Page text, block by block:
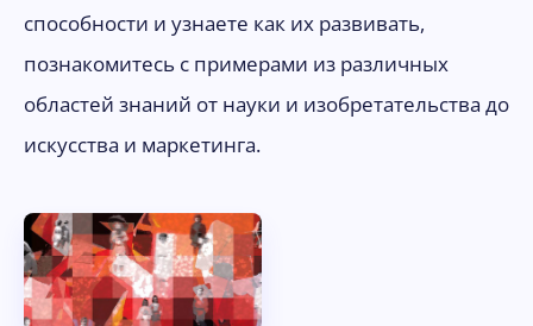
способности и узнаете как их развивать,
познакомитесь с примерами из различных
областей знаний от науки и изобретательства до
искусства и маркетинга.